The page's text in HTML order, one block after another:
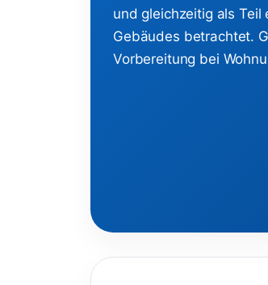
und gleichzeitig als Teil
Gebäudes betrachtet.
Vorbereitung bei